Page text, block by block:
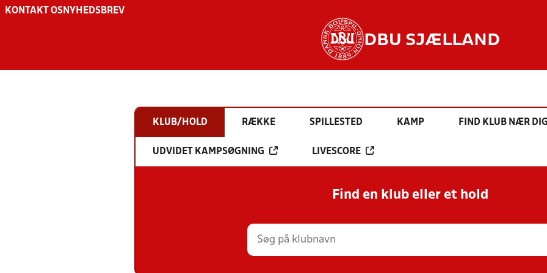
KONTAKT OS NYHEDSBREV
DBU SJÆLLAND
KLUB/HOLD RÆKKE SPILLESTED KAMP FIND KLUB NÆR
UDVIDET KAMPSØGNING LIVESCORE
Find en klub eller et hold